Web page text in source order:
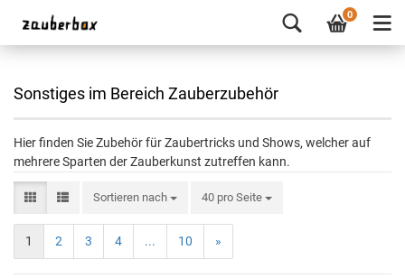
0
Sonstiges im Bereich Zauberzubehör
Hier finden Sie Zubehör für Zaubertricks und Shows, welcher auf
mehrere Sparten der Zauberkunst zutreffen kann.
Sortieren nach 40 pro Seite
1 2 3 4 ... 10 »